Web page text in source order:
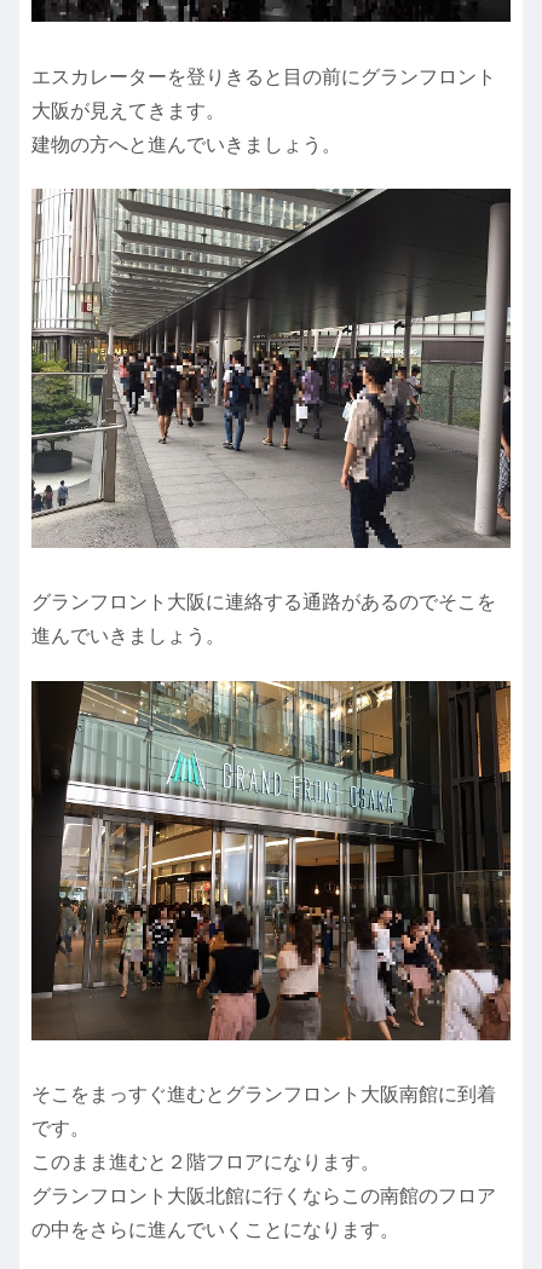
エスカレーターを登りきると目の前にグランフロント
大阪が見えてきます。
建物の方へと進んでいきましょう。
グランフロント大阪に連絡する通路があるのでそこを
進んでいきましょう。
そこをまっすぐ進むとグランフロント大阪南館に到着
です。
このまま進むと２階フロアになります。
グランフロント大阪北館に行くならこの南館のフロア
の中をさらに進んでいくことになります。